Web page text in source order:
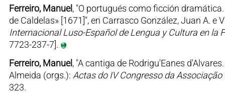
Ferreiro, Manuel, "O portugués como ficción
de Caldelas» [1671]", en Carrasco González, Juan A.
Internacional Luso-Español de Lengua y Cultura en la
7723-237-7].
Ferreiro, Manuel, "A cantiga de Rodrigu'Eanes
Almeida (orgs.): Actas do IV Congresso da
323.